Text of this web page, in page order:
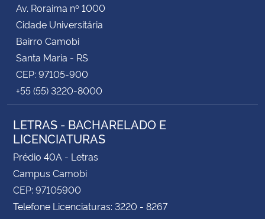
Av. Roraima nº 1000
Cidade Universitária
Bairro Camobi
Santa Maria - RS
CEP: 97105-900
+55 (55) 3220-8000
LETRAS - BACHARELADO E
LICENCIATURAS
Prédio 40A - Letras
Campus Camobi
CEP: 97105900
Telefone Licenciaturas: 3220 - 8267